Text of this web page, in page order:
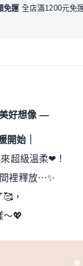
免運 全店滿1200元免
好想像 —
開始｜
超級溫柔❤ ！
間裡釋放⋯✨
🥰 ，
～💖